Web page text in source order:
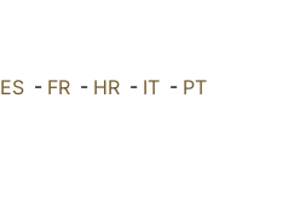
ES- FR- HR- IT- PT